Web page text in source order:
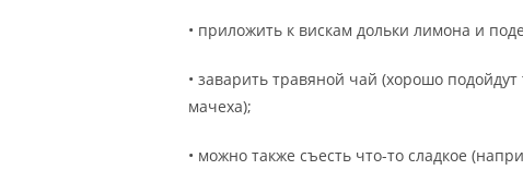
• приложить к вискам дольки лимона и
• заварить травяной чай (хорошо
мачеха);
• можно также съесть что-то сладкое